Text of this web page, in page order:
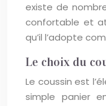
existe de
confortable et
qu’il l’adopte
Le choix du
Le coussin est
simple panier